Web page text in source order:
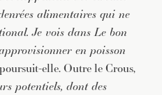
alimentaires qui ne
Je vois dans Le bon
en poisson
elle. Outre le Crous,
potentiels, dont des